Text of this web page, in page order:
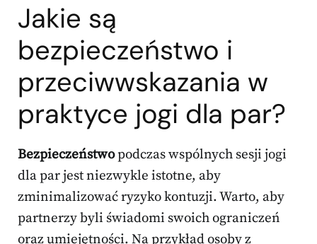
Jakie są
bezpieczeństwo i
przeciwwskazania w
praktyce jogi dla par?
Bezpieczeństwopodczas wspólnych sesji jogi
dla par jest niezwykle istotne, aby
zminimalizować ryzyko kontuzji. Warto, aby
partnerzy byli świadomi swoich ograniczeń
oraz umiejętności. Na przykład osoby z